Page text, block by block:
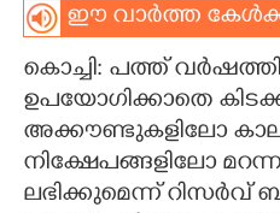
ZOOM
ഈ വാർത്ത
കൊച്ചി: പത്ത്
ഉപയോഗിക്കാതെ
അക്കൗണ്ടുകളിലോ
നിക്ഷേപങ്ങളിലോ
ലഭിക്കുമെന്ന് റിസർവ്